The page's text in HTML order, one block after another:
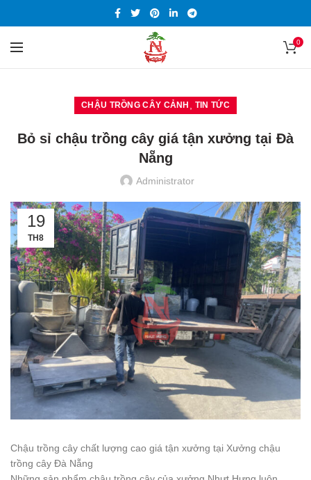
0
CHẬU TRỒNG CÂY CẢNH TIN TỨC
Bỏ sỉ chậu trồng cây giá tận xưởng tại Đà
Nẵng
Administrator
19
TH8
Chậu trồng cây chất lượng cao giá tận xưởng tại Xưởng chậu
trồng cây Đà Nẵng